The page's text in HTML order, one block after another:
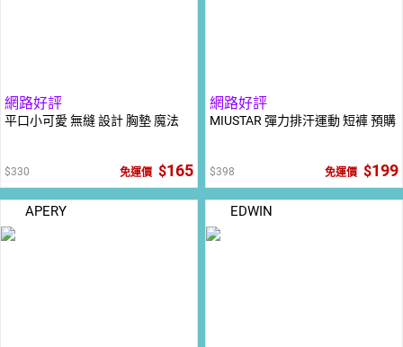
網路好評
平口小可愛 無縫 設計 胸墊 魔法
330 免運價 165
網路好評
MIUSTAR 彈力排汗運動 短褲 預購
398 免運價 199
APERY EDWIN